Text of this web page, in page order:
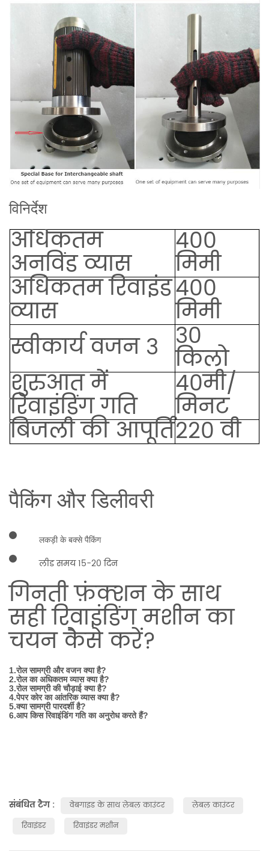
विनिर्देश
अधिकतम
अनविंड व्यास
400
मिमी
अधिकतम रिवाइंड
व्यास
400
मिमी
स्वीकार्य वजन 3 30
किलो
शुरुआत में
रिवाइंडिंग गति
40मी/
मिनट
बिजली की आपूर्ति220 वी
पैकिंग और डिलीवरी
लकड़ी के बक्से पैकिंग
लीड समय 15-20 दिन
गिनती फ़ंक्शन के साथ
सही रिवाइंडिंग मशीन का
चयन कैसे करें?
1.रोल सामग्री और वजन क्या है?
2.रोल का अधिकतम व्यास क्या है?
3.रोल सामग्री की चौड़ाई क्या है?
4.पेपर कोर का आंतरिक व्यास क्या है?
5.क्या सामग्री पारदर्शी है?
6.आप किस रिवाइंडिंग गति का अनुरोध करते हैं?
संबंधित टैग : वेबगाइड के साथ लेबल काउंटर
लेबल काउंटर
रिवाइंडर
रिवाइंडर मशीन